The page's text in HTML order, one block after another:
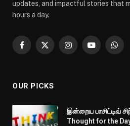
updates, and impactful stories that
hours a day.
Facebook
X
InstagramYouTube
OUR PICKS
இன்றைய பாசிட்டிவ்
Thought for the